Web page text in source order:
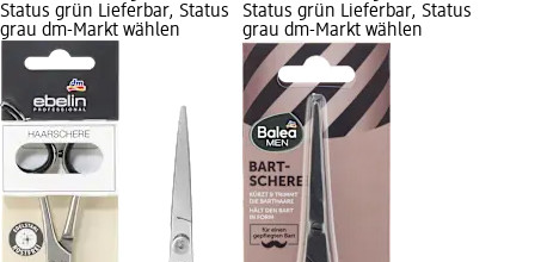
Status grün Lieferbar, Status
grau dm-Markt wählen
Status grün Lieferbar, Status
grau dm-Markt wählen